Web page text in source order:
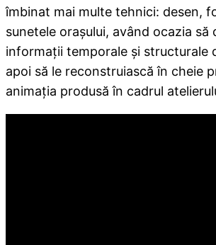
îmbinat mai multe tehnici: desen,
sunetele oraşului, având ocazia să
informaţii temporale şi structurale
apoi să le reconstruiască în cheie
animaţia produsă în cadrul